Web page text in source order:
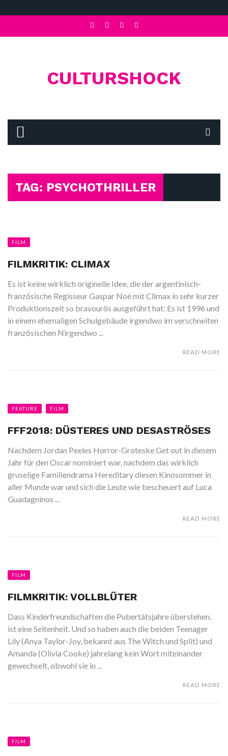
CULTURSHOCK
TAG: PSYCHOTHRILLER
FILM
FILMKRITIK: CLIMAX
Es ist keine wirklich originelle Idee, die der argentinisch-
französische Regisseur Gaspar Noé mit Climax in sehr kurzer
Produktionszeit so bravourös ausgeführt hat: Es ist 1996 und
in einem ehemaligen Schulgebäude irgendwo im verschneiten
französischen Nirgendwo ...
READ MORE
FEATURE FILM
FFF2018: DÜSTERES UND DESASTRÖSES
Nachdem Jordan Peeles Horror-Groteske Get out in diesem
Jahr für den Oscar nominiert war, nachdem das wirklich
gruselige Familiendrama Hereditary diesen Kinosommer in
aller Munde war und sich die Leute wie bescheuert auf Luca
Guadagninos ...
READ MORE
FILM
FILMKRITIK: VOLLBLÜTER
Dass Kinderfreundschaften die Pubertätsjahre überstehen,
ist eine Seltenheit. Und so haben auch die beiden Teenager
Lily (Anya Taylor-Joy, bekannt aus The Witch und Split) und
Amanda (Olivia Cooke) jahrelang kein Wort miteinander
gewechselt, obwohl sie in ...
READ MORE
FILM